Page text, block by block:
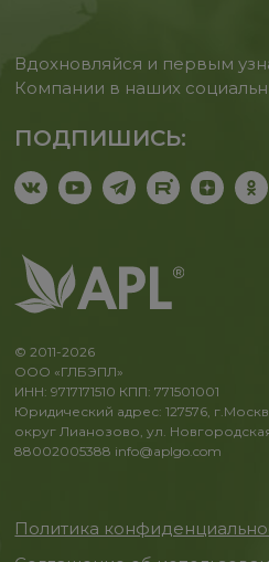
Вдохновляйся и первым
Компании в наших
ПОДПИШИСЬ:
© 2011-2026
ООО «ГЛБЭПЛ»
ИНН: 9717171510 КПП: 771501001
Юридический адрес: 127576,
округ Лианозово, ул.
88002005388 info@aplgo.com
Политика